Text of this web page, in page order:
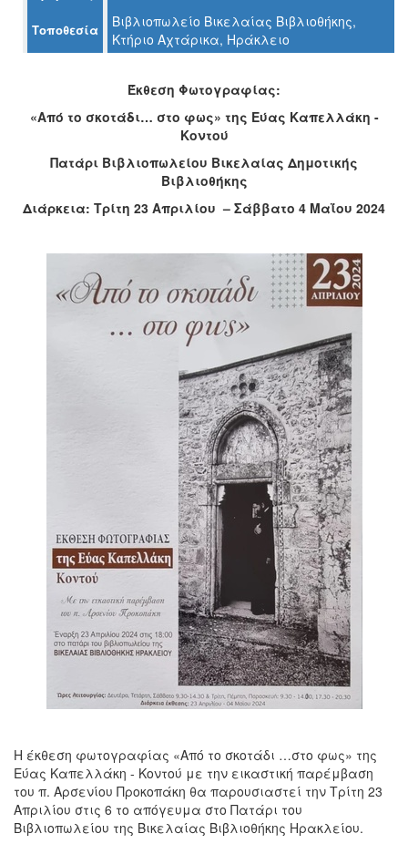
ΤΟΠΟΣΤοποθεσία
Βιβλιοπωλείο Βικελαίας Βιβλιοθήκης,
Κτήριο Αχτάρικα, Ηράκλειο
Έκθεση Φωτογραφίας:
«Από το σκοτάδι… στο φως» της Εύας Καπελλάκη -
Κοντού
Πατάρι Βιβλιοπωλείου Βικελαίας Δημοτικής
Βιβλιοθήκης
Διάρκεια: Τρίτη 23 Απριλίου – Σάββατο 4 Μαΐου 2024
Η έκθεση φωτογραφίας «Από το σκοτάδι …στο φως» της
Εύας Καπελλάκη - Κοντού με την εικαστική παρέμβαση
του π. Αρσενίου Προκοπάκη θα παρουσιαστεί την Τρίτη 23
Απριλίου στις 6 το απόγευμα στο Πατάρι του
Βιβλιοπωλείου της Βικελαίας Βιβλιοθήκης Ηρακλείου.